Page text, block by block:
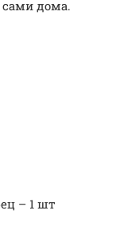
сами дома.
– 1 шт